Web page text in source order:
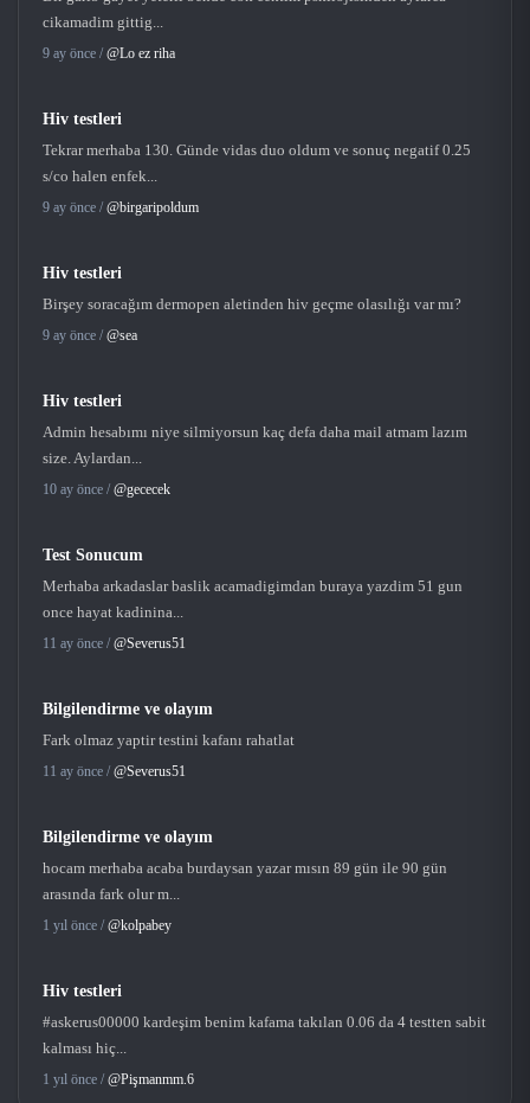
cikamadim gittig...
9 ay önce / @Lo ez riha
Hiv testleri
Tekrar merhaba 130. Günde vidas duo oldum ve sonuç negatif 0.25
s/co halen enfek...
9 ay önce / @birgaripoldum
Hiv testleri
Birşey soracağım dermopen aletinden hiv geçme olasılığı var mı?
9 ay önce / @sea
Hiv testleri
Admin hesabımı niye silmiyorsun kaç defa daha mail atmam lazım
size. Aylardan...
10 ay önce / @gececek
Test Sonucum
Merhaba arkadaslar baslik acamadigimdan buraya yazdim 51 gun
once hayat kadinina...
11 ay önce / @Severus51
Bilgilendirme ve olayım
Fark olmaz yaptir testini kafanı rahatlat
11 ay önce / @Severus51
Bilgilendirme ve olayım
hocam merhaba acaba burdaysan yazar mısın 89 gün ile 90 gün
arasında fark olur m...
1 yıl önce / @kolpabey
Hiv testleri
#askerus00000 kardeşim benim kafama takılan 0.06 da 4 testten sabit
kalması hiç...
1 yıl önce / @Pişmanmm.6